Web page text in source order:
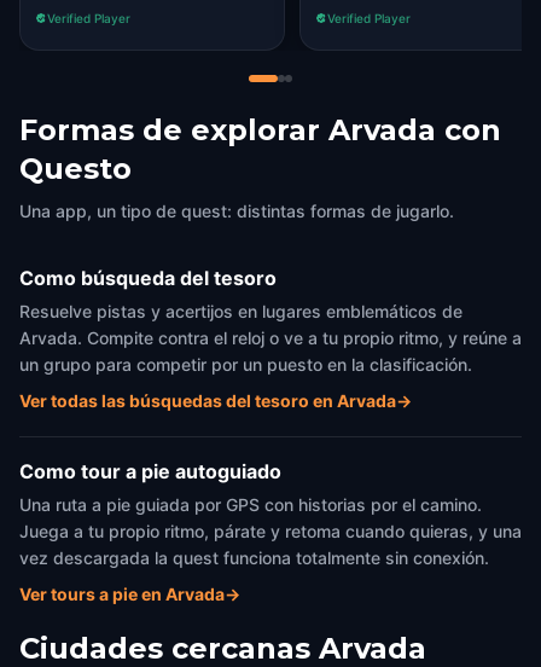
Verified Player Verified Player
Formas de explorar Arvada con
Questo
Una app, un tipo de quest: distintas formas de jugarlo.
Como búsqueda del tesoro
Resuelve pistas y acertijos en lugares emblemáticos de
Arvada. Compite contra el reloj o ve a tu propio ritmo, y reúne a
un grupo para competir por un puesto en la clasificación.
Ver todas las búsquedas del tesoro en Arvada→
Como tour a pie autoguiado
Una ruta a pie guiada por GPS con historias por el camino.
Juega a tu propio ritmo, párate y retoma cuando quieras, y una
vez descargada la quest funciona totalmente sin conexión.
Ver tours a pie en Arvada→
Ciudades cercanas Arvada